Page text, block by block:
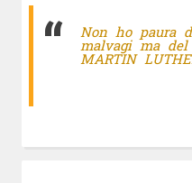
Non ho paura
malvagi ma
MARTIN